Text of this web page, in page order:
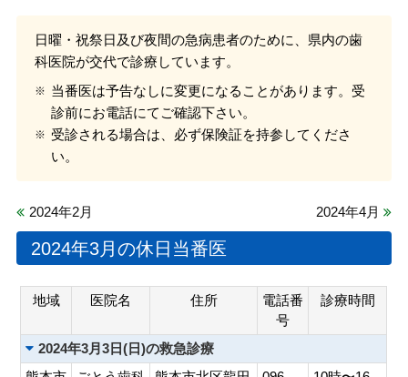
日曜・祝祭日及び夜間の急病患者のために、県内の歯
科医院が交代で診療しています。
当番医は予告なしに変更になることがあります。受
診前にお電話にてご確認下さい。
受診される場合は、必ず保険証を持参してくださ
い。
2024年2月 2024年4月
2024年3月の休日当番医
地域 医院名 住所
電話番
号
診療時間
2024年3月3日(日)の救急診療
お知らせ 口腔保健センター
会員専用ページ プライバシーポリシー
サイトマップ